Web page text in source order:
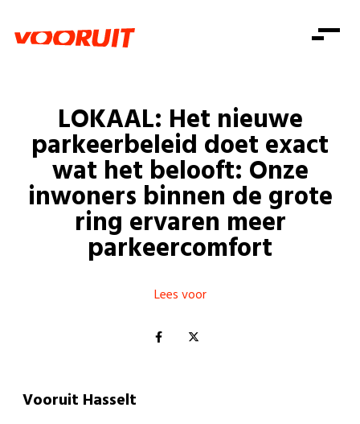
Zorg
Gelijke kansen
Welzijn
Consumentenbescherming
Pensioenen
Kinderen en jongeren
Onze mensen
Standpunten
Vacatures
Doe mee
Doe mee
Word lid
Mis niets
Shop
Zoeken
Login
Login
LOKAAL: Het nieuwe
parkeerbeleid doet exact
wat het belooft: Onze
inwoners binnen de grote
ring ervaren meer
parkeercomfort
Lees voor
Vooruit Hasselt